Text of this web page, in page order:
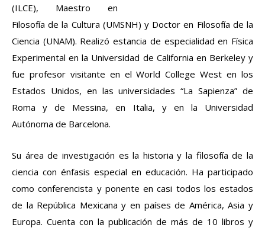
(ILCE), Maestro en
Filosofía de la Cultura (UMSNH) y Doctor en Filosofía de la
Ciencia (UNAM). Realizó estancia de especialidad en Física
Experimental en la Universidad de California en Berkeley y
fue profesor visitante en el World College West en los
Estados Unidos, en las universidades “La Sapienza” de
Roma y de Messina, en Italia, y en la Universidad
Autónoma de Barcelona.
Su área de investigación es la historia y la filosofía de la
ciencia con énfasis especial en educación. Ha participado
como conferencista y ponente en casi todos los estados
de la República Mexicana y en países de América, Asia y
Europa. Cuenta con la publicación de más de 10 libros y